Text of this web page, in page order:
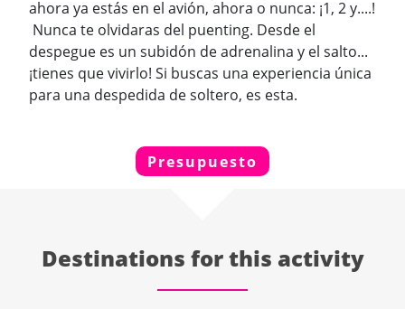
ahora ya estás en el avión, ahora o nunca: ¡1, 2 y....!
Nunca te olvidaras del puenting. Desde el
despegue es un subidón de adrenalina y el salto...
¡tienes que vivirlo! Si buscas una experiencia única
para una despedida de soltero, es esta.
Presupuesto
Destinations for this activity